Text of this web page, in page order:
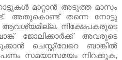
മാറ്റാന്‍ അടുത്ത മാസം
അതുകൊണ്ട് തന്നെ നോട്ടു
ആവശ്യമില്ല. നിക്ഷേപകരുടെ
ജോലിക്കാര്‍ക്ക് അവരുടെ
ചെസ്റ്റ്/വേറെ ബാങ്കില്‍
സമയാസമയം നിറക്കുക,